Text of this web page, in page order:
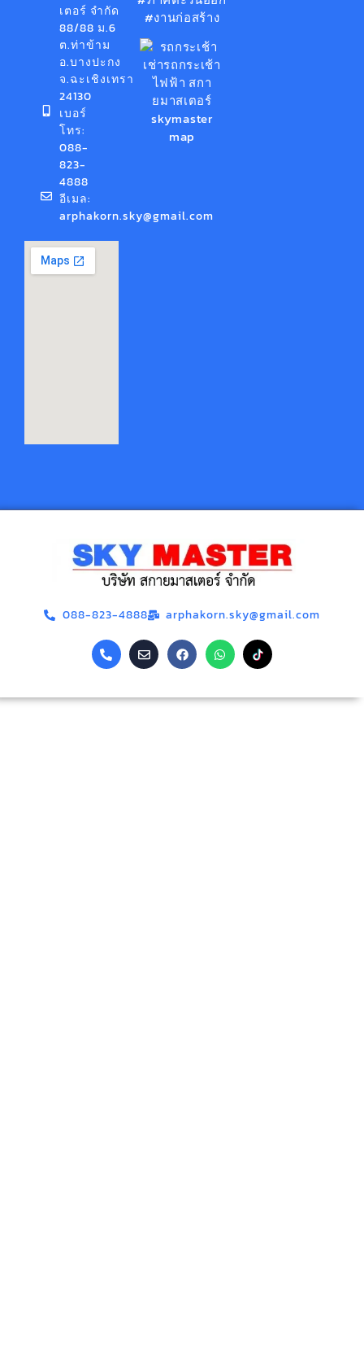
เตอร์ จำกัด
88/88 ม.6
ต.ท่าข้าม
อ.บางปะกง
จ.ฉะเชิงเทรา
24130
เบอร์
โทร:
088-
823-
4888
อีเมล:
arphakorn.sky@gmail.com
#งานก่อสร้าง
088-823-4888 arphakorn.sky@gmail.com